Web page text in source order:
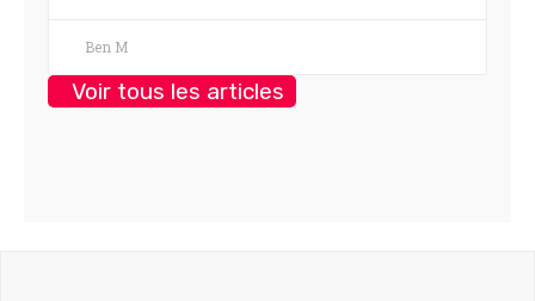
Ben M
Voir tous les articles